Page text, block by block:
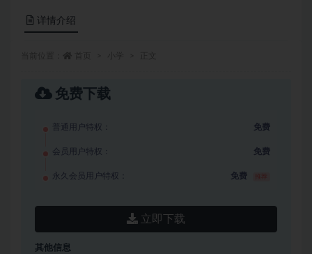
详情介绍
免费下载
普通用户特权： 免费
会员用户特权： 免费
永久会员用户特权： 免费
立即下载
其他信息